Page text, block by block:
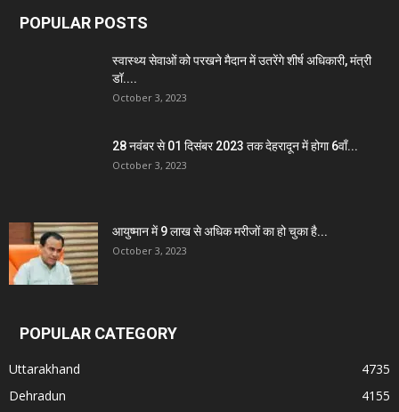
POPULAR POSTS
स्वास्थ्य सेवाओं को परखने मैदान में उतरेंगे शीर्ष अधिकारी, मंत्री
डॉ....
October 3, 2023
28 नवंबर से 01 दिसंबर 2023 तक देहरादून में होगा 6वाँ...
October 3, 2023
आयुष्मान में 9 लाख से अधिक मरीजों का हो चुका है...
October 3, 2023
POPULAR CATEGORY
Uttarakhand
4735
Dehradun
4155